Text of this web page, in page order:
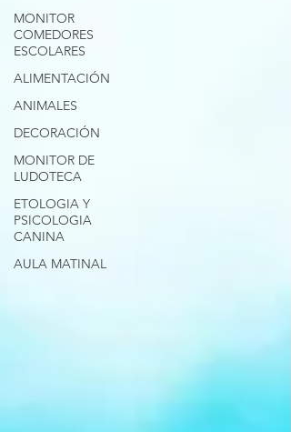
MONITOR
COMEDORES
ESCOLARES
ALIMENTACIÓN
ANIMALES
DECORACIÓN
MONITOR DE
LUDOTECA
ETOLOGIA Y
PSICOLOGIA
CANINA
AULA MATINAL